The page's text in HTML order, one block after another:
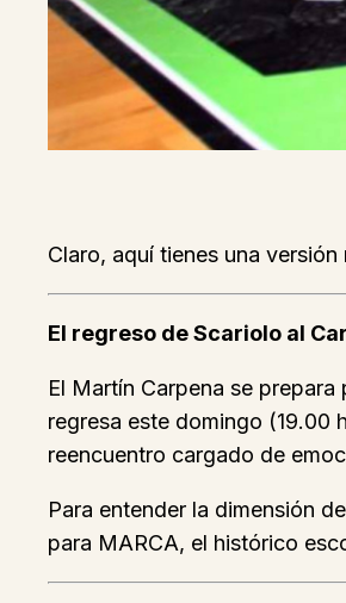
Claro, aquí tienes una
El regreso de Scariolo al
El Martín Carpena se
regresa este domingo (19.00
reencuentro cargado de
Para entender la dimensión
para MARCA, el histórico